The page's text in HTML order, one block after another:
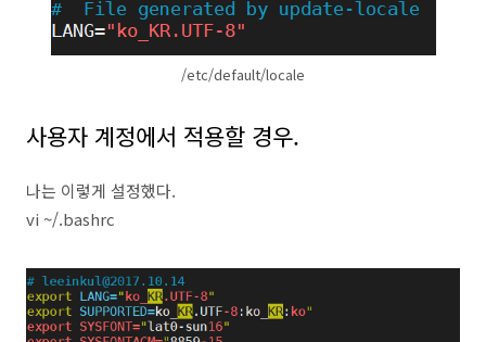
/etc/default/locale
사용자 계정에서 적용할 경우.
나는 이렇게 설정했다.
vi ~/.bashrc